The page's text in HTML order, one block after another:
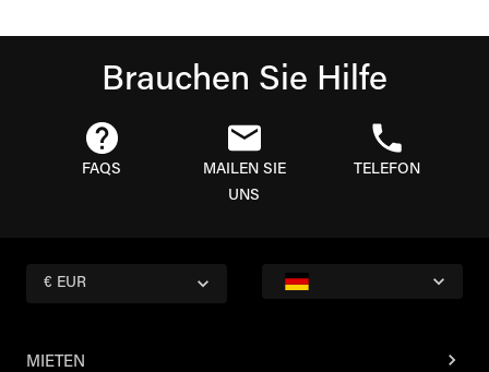
Brauchen Sie Hilfe
FAQS
MAILEN SIE
UNS
TELEFON
€ EUR
MIETEN